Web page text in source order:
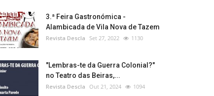
3.ª Feira Gastronómica -
Alambicada de Vila Nova de Tazem
Revista Descla Set 27, 2022 1130
"Lembras-te da Guerra Colonial?"
no Teatro das Beiras,...
Revista Descla Out 21, 2024 1094